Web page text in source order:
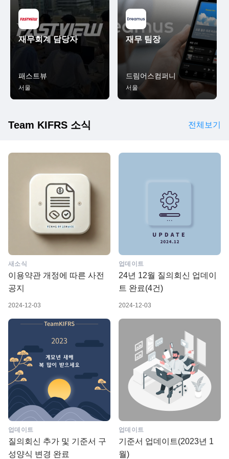
재무회계 담당자
패스트뷰
서울
재무 팀장
드림어스컴퍼니
서울
Team KIFRS 소식 전체보기
새소식
이용약관 개정에 따른 사전
공지
2024-12-03
업데이트
24년 12월 질의회신 업데이
트 완료(4건)
2024-12-03
업데이트
질의회신 추가 및 기준서 구
성양식 변경 완료
업데이트
기준서 업데이트(2023년 1
월)